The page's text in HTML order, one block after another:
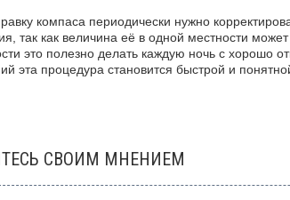
компаса периодически нужно
так как величина её в одной местности
это полезно делать каждую ночь с хорошо
эта процедура становится быстрой и
СВОИМ МНЕНИЕМ